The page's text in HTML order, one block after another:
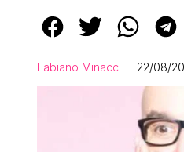
Fabiano Minacci 22/08/